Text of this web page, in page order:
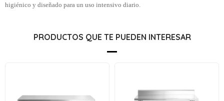
higiénico y diseñado para un uso intensivo diario.
PRODUCTOS QUE TE PUEDEN INTERESAR